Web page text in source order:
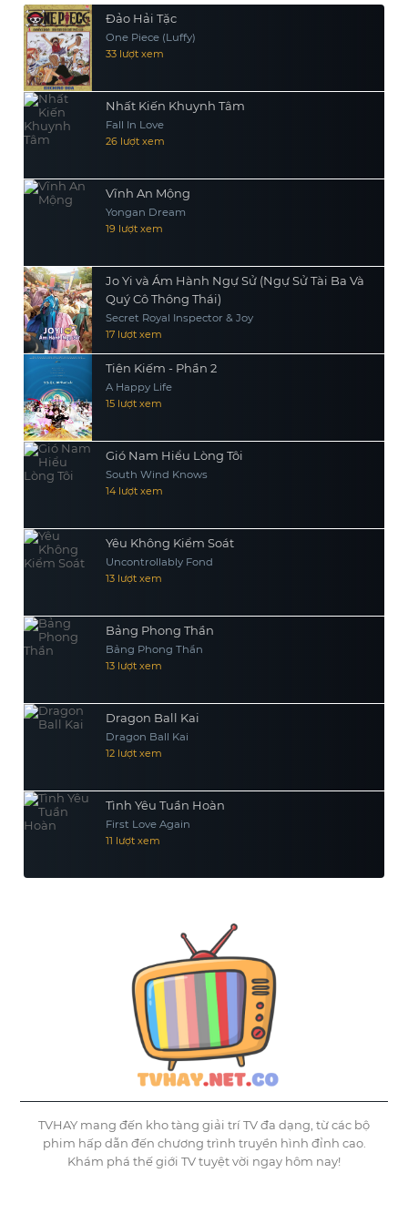
Đảo Hải Tặc
One Piece (Luffy)
33 lượt xem
Nhất Kiến Khuynh Tâm
Fall In Love
26 lượt xem
Vĩnh An Mộng
Yongan Dream
19 lượt xem
Jo Yi và Ám Hành Ngự Sử (Ngự Sử Tài Ba Và
Quý Cô Thông Thái)
Secret Royal Inspector & Joy
17 lượt xem
Tiên Kiếm - Phần 2
A Happy Life
15 lượt xem
Gió Nam Hiểu Lòng Tôi
South Wind Knows
14 lượt xem
Yêu Không Kiểm Soát
Uncontrollably Fond
13 lượt xem
Bảng Phong Thần
Bảng Phong Thần
13 lượt xem
Dragon Ball Kai
Dragon Ball Kai
12 lượt xem
Tình Yêu Tuần Hoàn
First Love Again
11 lượt xem
TVHAY mang đến kho tàng giải trí TV đa dạng, từ các bộ
phim hấp dẫn đến chương trình truyền hình đỉnh cao.
Khám phá thế giới TV tuyệt vời ngay hôm nay!